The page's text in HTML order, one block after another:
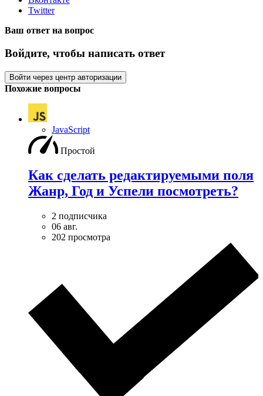
Twitter
Ваш ответ на вопрос
Войдите, чтобы написать ответ
Войти через центр авторизации
Похожие вопросы
JavaScript
Простой
Как сделать редактируемыми поля
Жанр, Год и Успели посмотреть?
2 подписчика
06 авг.
202 просмотра